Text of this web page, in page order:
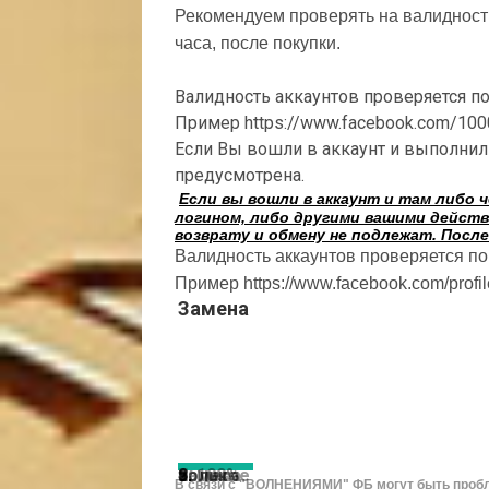
Рекомендуем проверять на
часа, после покупки.
Валидность аккаунтов проверяется
Пример https://www.facebook.com/
Если Вы вошли в аккаунт и
предусмотрена.
Если вы вошли в аккаунт и там либо
логином, либо другими вашими
возврату и обмену не подлежат.
Валидность аккаунтов проверяется
Пример https://www.facebook.com/
Замена
1.
2. После
4.
аблик-
5.
только
замена
6.
7.
8.
9. 100%
В связи с "ВОЛНЕНИЯМИ" ФБ могут быть